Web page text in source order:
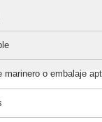
marinero o embalaje